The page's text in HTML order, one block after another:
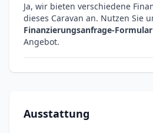
Ja, wir bieten verschiedene
dieses Caravan an. Nutzen Sie
Finanzierungsanfrage-Formular
Angebot.
Ausstattung